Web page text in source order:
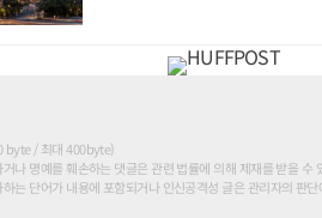
byte / 최대 400byte)
나 명예를 훼손하는 댓글은 관련 법률에 의해 제재를 받을 수
는 단어가 내용에 포함되거나 인신공격성 글은 관리자의 판